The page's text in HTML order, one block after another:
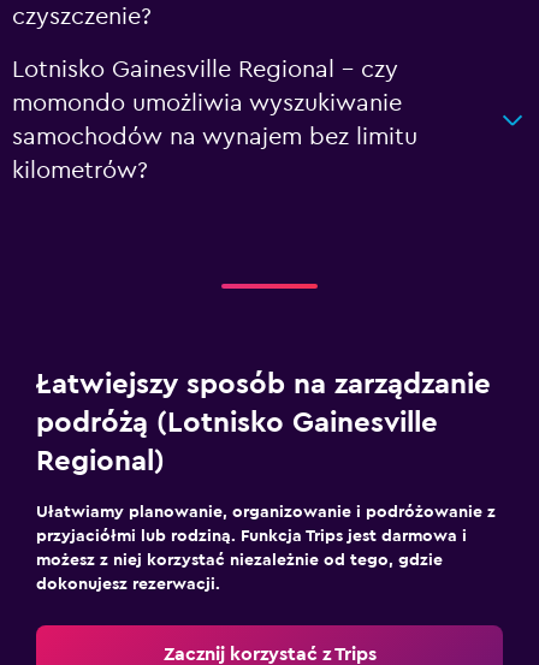
czyszczenie?
Lotnisko Gainesville Regional – czy
momondo umożliwia wyszukiwanie
samochodów na wynajem bez limitu
kilometrów?
Łatwiejszy sposób na zarządzanie
podróżą (Lotnisko Gainesville
Regional)
Ułatwiamy planowanie, organizowanie i podróżowanie z
przyjaciółmi lub rodziną. Funkcja Trips jest darmowa i
możesz z niej korzystać niezależnie od tego, gdzie
dokonujesz rezerwacji.
Zacznij korzystać z Trips